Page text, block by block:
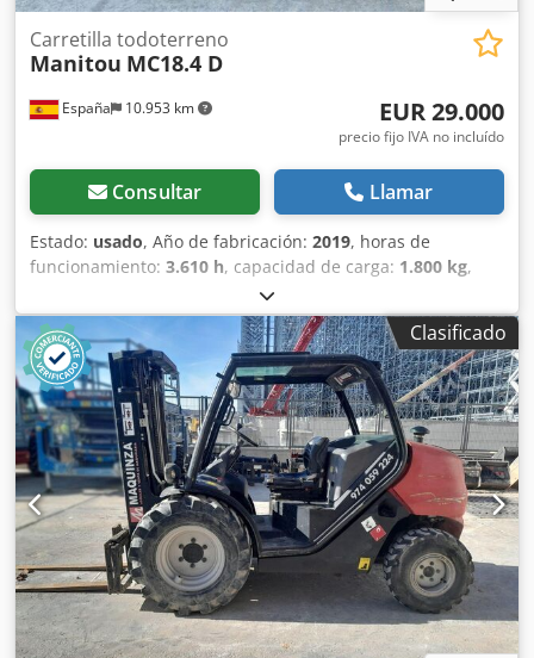
España 10.953 km
Carretilla todoterreno
Manitou MC18.4 D
EUR 29.000
precio fijo IVA no incluído
Consultar Llamar
Estado: usado, Año de fabricación: 2019, horas de
funcionamiento: 3.610 h, capacidad de carga: 1.800 kg,
3.700 mm, tipo de combustible:
altura total:1.990 mm, longitud total:4.050 mm, ancho
total:1.450 mm rojo, Equipamiento:tracción a las
cuatro ruedas, Año de fabricación: 2019 Peso en vacío:
3.997 kg PBV: 5.797 kg Depósito de combustible: 17 litros
Velocidad máxima: 25 km/h Dwodpfsxx St Dex Afzoa
Ubicación: Tudela (Navarra) Carretilla diésel de obra de
1.800 kg. de capacidad Manitou MC18.4 D . Perfecta para
todo tipo de trabajos en exteriores como agricultura, obra,
construcción, puertos, minería y más. Maquinaria
totalmente revisada y funcional y con documentación al
día. Consulte con nuestro departamento comercial.
Elevación libre: 90 mm CE
Clasificado